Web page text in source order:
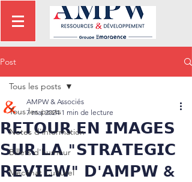
Post
Tous les posts
Notes d'information
Billets d'humeur
Mécénat Culturel
Tous les posts
𝗥𝗘𝗧𝗢𝗨𝗥 𝗘𝗡 𝗜𝗠𝗔𝗚𝗘𝗦
𝗦𝗨𝗥 𝗟𝗔 "𝗦𝗧𝗥𝗔𝗧𝗘𝗚𝗜𝗖
𝗥𝗘𝗩𝗜𝗘𝗪" 𝗗'𝗔𝗠𝗣𝗪 &
AMPW & Associés
7 mai 2024 1 min de lecture